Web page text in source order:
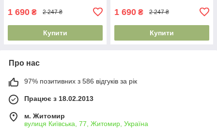
1 690 ₴ 2 247 ₴
Купити
1 690 ₴ 2 247 ₴
Купити
Про нас
97% позитивних з 586 відгуків за рік
Працює з 18.02.2013
м. Житомир
вулиця Київська, 77, Житомир, Україна